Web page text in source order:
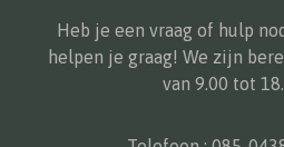
Heb je een vraag of hulp
helpen je graag! We zijn
van 9.00 tot